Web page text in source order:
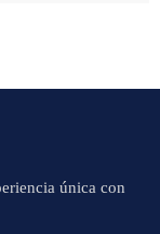
única con